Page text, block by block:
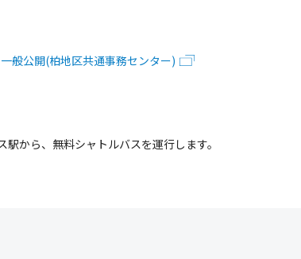
般公開(柏地区共通事務センター)
から、無料シャトルバスを運行します。